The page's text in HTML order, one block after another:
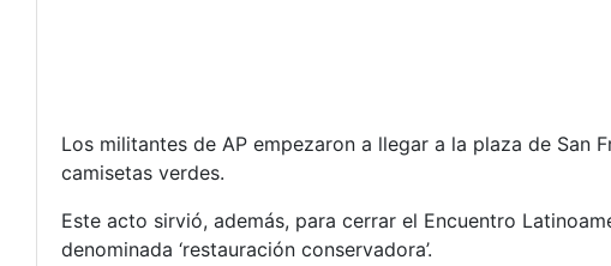
Los militantes de AP empezaron a llegar a la plaza de San
camisetas verdes.
Este acto sirvió, además, para cerrar el Encuentro
denominada ‘restauración conservadora’.